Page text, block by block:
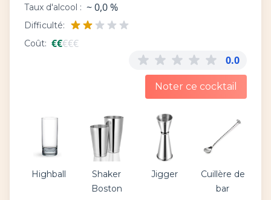
Taux d'alcool : ~ 0,0 %
Difficulté:
Coût: €€€€€
0.0
Noter ce cocktail
Highball
Shaker
Boston
Jigger
Cuillère de
bar